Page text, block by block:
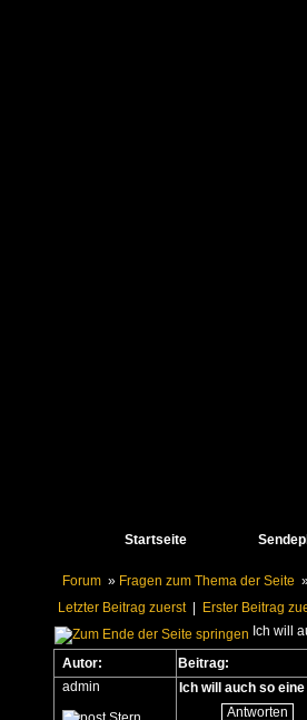
Startseite
Forum » Fragen zum Thema der Seite
Letzter Beitrag zuerst|
Erster Beitrag
Ich will
Autor:
Beitrag:
admin
Ich will auch so
Antworten